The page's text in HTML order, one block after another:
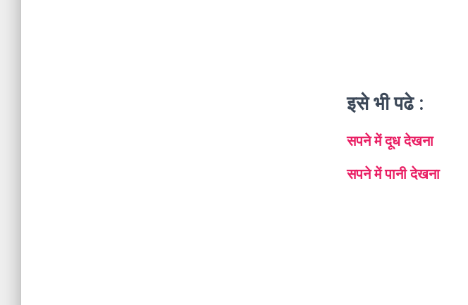
इसे भी पढे :
सपने में दूध देखना
सपने में पानी देखना